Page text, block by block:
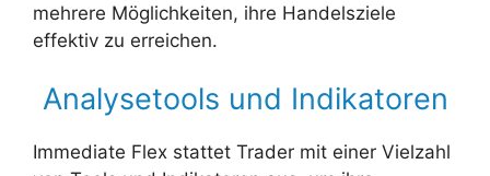
mehrere Möglichkeiten, ihre Handelsziele
effektiv zu erreichen.
Analysetools und Indikatoren
Immediate Flex stattet Trader mit einer Vielzahl